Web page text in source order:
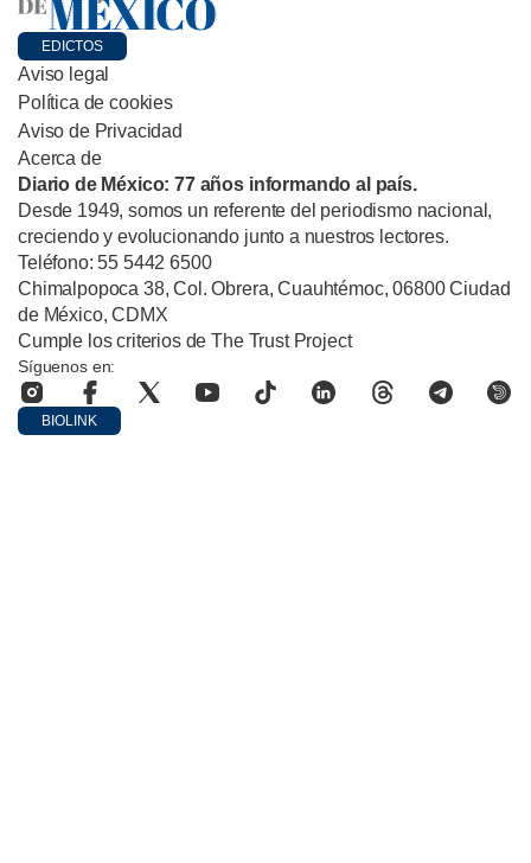
EDICTOS
Aviso legal
Política de cookies
Aviso de Privacidad
Acerca de
Diario de México: 77 años informando al país.
Desde 1949, somos un referente del periodismo nacional,
creciendo y evolucionando junto a nuestros lectores.
Teléfono: 55 5442 6500
Chimalpopoca 38, Col. Obrera, Cuauhtémoc, 06800 Ciudad
de México, CDMX
Cumple los criterios de The Trust Project
Síguenos en:
BIOLINK